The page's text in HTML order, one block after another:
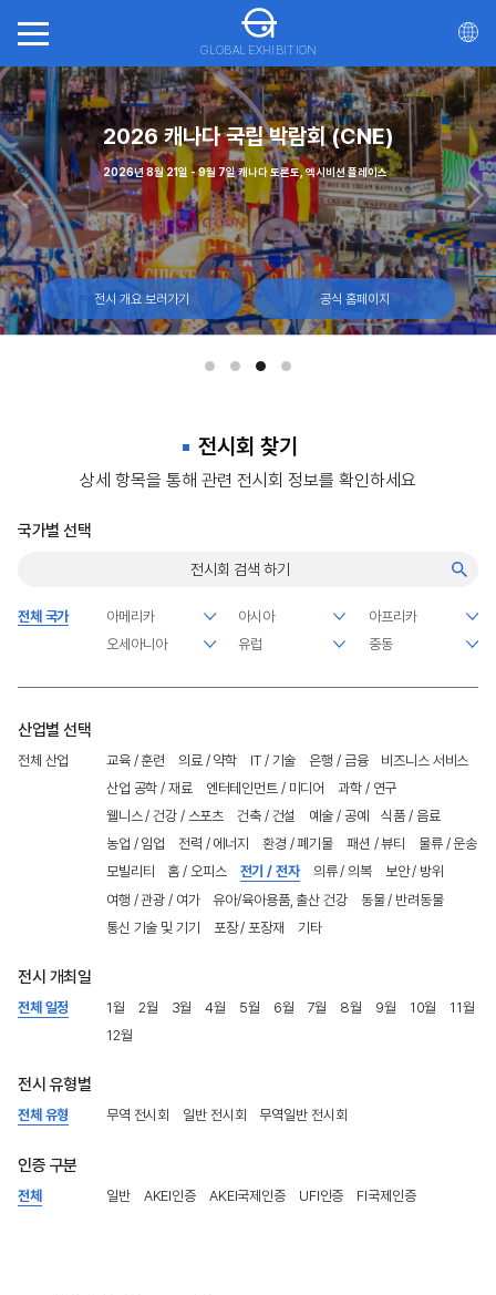
GLOBAL EXHIBITION
회(ITTS)
트리올 캐나다
전시 개요 보러가기 공식 홈페이지
스
일, 라스베이거스 컨벤션 센터
전시 개요 보러가기 공식 홈페이지
2026 캐나다 국립 박람회 (CNE)
2026년 8월 21일 - 9월 7일 캐나다 토론토, 엑시비션 플레이스
전시 개요 보러가기 공식 홈페이지
2026년 10월 21일 - 23일 마리
전시회 찾기
상세 항목을 통해 관련 전시회 정보를 확인하세요
국가별 선택
전체 국가
산업별 선택
전체 산업 교육 / 훈련 의료 / 약학 IT / 기술 은행 / 금융
비즈니스 서비스
산업 공학 / 재료
엔터테인먼트 / 미디어
과학 / 연구
웰니스 / 건강 / 스포츠
건축 / 건설 예술 / 공예
식품 / 음료
농업 / 임업
전력 / 에너지 환경 / 폐기물 패션 / 뷰티
물류 / 운송
모빌리티
홈 / 오피스 전기 / 전자 의류 / 의복
보안 / 방위
여행 / 관광 / 여가
유아/육아용품, 출산 건강
동물 / 반려동물
통신 기술 및 기기
포장 / 포장재 기타
전시 개최일
전체 일정 1월 2월 3월 4월 5월 6월 7월 8월 9월 10월
11월
12월
전시 유형별
전체 유형 무역 전시회 일반 전시회 무역일반 전시회
인증 구분
전체 일반 AKEI인증 AKEI국제인증 UFI인증 FI국제인증